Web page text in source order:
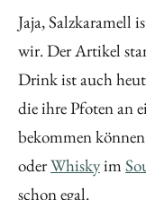
Jaja, Salzkaramell
wir. Der Artikel
Drink ist auch
die ihre Pfoten an
bekommen
oderWhiskyim
schon egal.